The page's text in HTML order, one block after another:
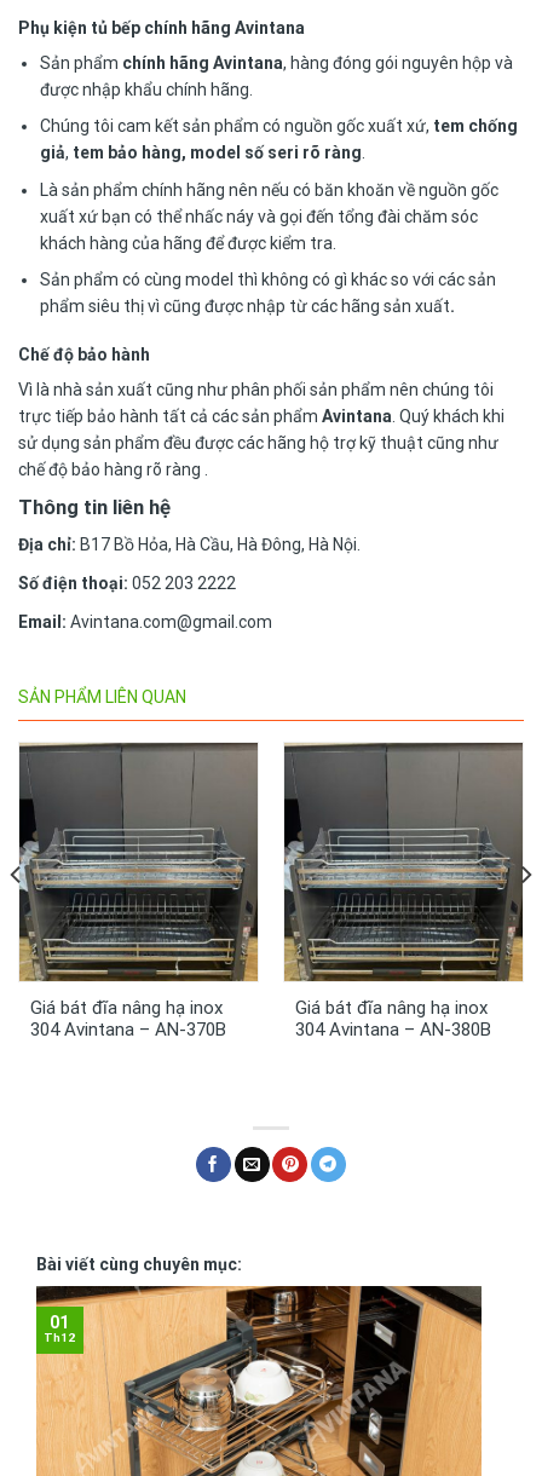
Phụ kiện tủ bếp chính hãng Avintana
Sản phẩm chính hãng Avintana, hàng đóng gói nguyên hộp và
được nhập khẩu chính hãng.
Chúng tôi cam kết sản phẩm có nguồn gốc xuất xứ, tem chống
giả, tem bảo hàng, model số seri rõ ràng.
Là sản phẩm chính hãng nên nếu có băn khoăn về nguồn gốc
xuất xứ bạn có thể nhấc náy và gọi đến tổng đài chăm sóc
khách hàng của hãng để được kiểm tra.
Sản phẩm có cùng model thì không có gì khác so với các sản
phẩm siêu thị vì cũng được nhập từ các hãng sản xuất.
Chế độ bảo hành
Vì là nhà sản xuất cũng như phân phối sản phẩm nên chúng tôi
trực tiếp bảo hành tất cả các sản phẩm Avintana. Quý khách khi
sử dụng sản phẩm đều được các hãng hộ trợ kỹ thuật cũng như
chế độ bảo hàng rõ ràng .
Thông tin liên hệ
Địa chỉ: B17 Bồ Hỏa, Hà Cầu, Hà Đông, Hà Nội.
Số điện thoại: 052 203 2222
Email: Avintana.com@gmail.com
SẢN PHẨM LIÊN QUAN
Giá bát đĩa nâng hạ inox
304 Avintana – AN-370B
Giá bát đĩa nâng hạ inox
304 Avintana – AN-380B
Bài viết cùng chuyên mục:
01
Th12